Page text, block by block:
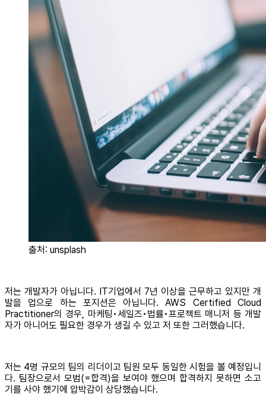
출처: unsplash
저는 개발자가 아닙니다. IT기업에서 7년 이상을 근무하고 있지만 개
발을 업으로 하는 포지션은 아닙니다. AWS Certified Cloud
Practitioner의 경우, 마케팅•세일즈•법률•프로젝트 매니저 등 개발
자가 아니어도 필요한 경우가 생길 수 있고 저 또한 그러했습니다.
저는 4명 규모의 팀의 리더이고 팀원 모두 동일한 시험을 볼 예정입니
다. 팀장으로서 모범(=합격)을 보여야 했으며 합격하지 못하면 소고
기를 사야 했기에 압박감이 상당했습니다.